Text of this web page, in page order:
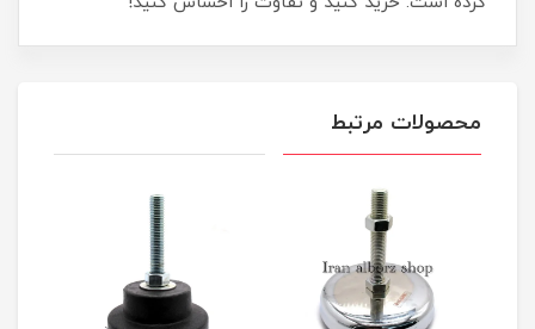
محصولات مرتبط